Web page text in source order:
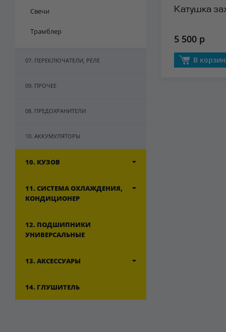
Свечи
Трамблер
07. ПЕРЕКЛЮЧАТЕЛИ, РЕЛЕ
09. ПРОЧЕЕ
08. ПРЕДОХРАНИТЕЛИ
10. АККУМУЛЯТОРЫ
10. КУЗОВ
11. СИСТЕМА ОХЛАЖДЕНИЯ,
КОНДИЦИОНЕР
12. ПОДШИПНИКИ
УНИВЕРСАЛЬНЫЕ
13. АКСЕССУАРЫ
14. ГЛУШИТЕЛЬ
Катушка
5 500 р
В